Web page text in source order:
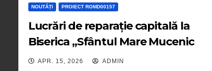
NOUTĂȚI PROIECT ROMD00157
Lucrări de reparație capitală la
Biserica „Sfântul Mare Mucenic
Dimitrie” din Soroca
APR. 15, 2026 ADMIN